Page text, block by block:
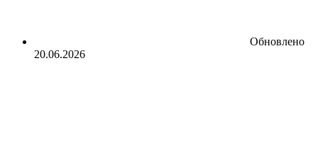
Обновлено
20.06.2026